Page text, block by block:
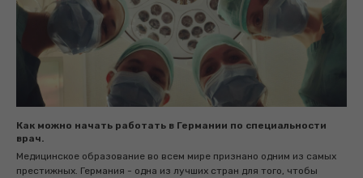
Как можно начать работать в Германии по специальности
врач.
Медицинское образование во всем мире признано одним из самых
престижных. Германия - одна из лучших стран для того, чтобы